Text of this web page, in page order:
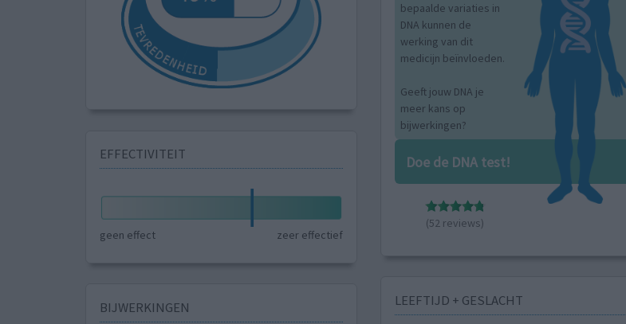
EFFECTIVITEIT
geen effect zeer effectief
BIJWERKINGEN
bepaalde variaties in
DNA kunnen de
werking van dit
medicijn beïnvloeden.
Geeft jouw DNA je
meer kans op
bijwerkingen?
Doe de DNA test!
(52 reviews)
LEEFTIJD + GESLACHT